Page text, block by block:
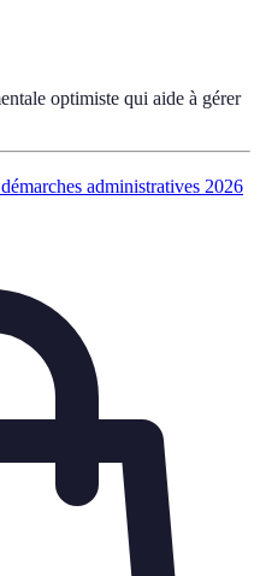
optimiste qui aide à gérer
administratives 2026